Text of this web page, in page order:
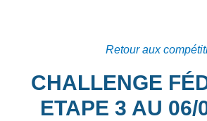
Retour aux
CHALLENGE
ETAPE 3 AU 06/